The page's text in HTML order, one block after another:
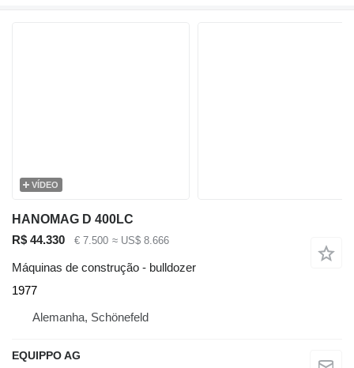
VÍDEO
HANOMAG D 400LC
R$ 44.330
€ 7.500 ≈ US$ 8.666
Máquinas de construção - bulldozer
1977
Alemanha, Schönefeld
EQUIPPO AG